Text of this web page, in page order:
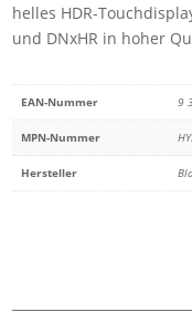
helles HDR-
und DNxHR in hoher
EAN-Nummer 9
MPN-Nummer
Hersteller